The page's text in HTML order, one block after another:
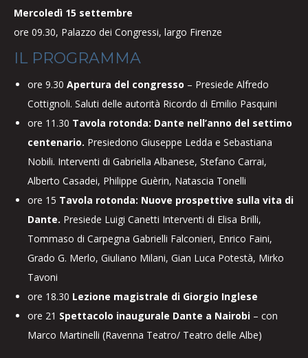
Mercoledì 15 settembre
ore 09.30, Palazzo dei Congressi, largo Firenze
IL PROGRAMMA
ore 9.30 Apertura del congresso – Presiede Alfredo
Cottignoli. Saluti delle autorità Ricordo di Emilio Pasquini
ore 11.30 Tavola rotonda: Dante nell’anno del settimo
centenario. Presiedono Giuseppe Ledda e Sebastiana
Nobili. Interventi di Gabriella Albanese, Stefano Carrai,
Alberto Casadei, Philippe Guèrin, Natascia Tonelli
ore 15 Tavola rotonda: Nuove prospettive sulla vita di
Dante. Presiede Luigi Canetti Interventi di Elisa Brilli,
Tommaso di Carpegna Gabrielli Falconieri, Enrico Faini,
Grado G. Merlo, Giuliano Milani, Gian Luca Potestà, Mirko
Tavoni
ore 18.30 Lezione magistrale di Giorgio Inglese
ore 21 Spettacolo inaugurale Dante a Nairobi – con
Marco Martinelli (Ravenna Teatro/ Teatro delle Albe)